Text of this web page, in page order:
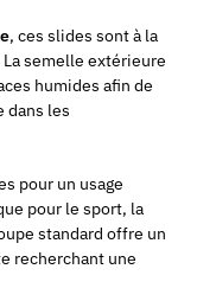
, ces slides sont à la
La semelle extérieure
humides afin de
dans les
pour un usage
pour le sport, la
standard offre un
recherchant une